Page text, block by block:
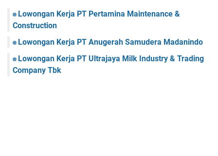
Lowongan Kerja PT Pertamina Maintenance &
Construction
Lowongan Kerja PT Anugerah Samudera Madanindo
Lowongan Kerja PT Ultrajaya Milk Industry & Trading
Company Tbk